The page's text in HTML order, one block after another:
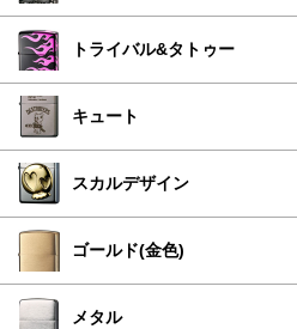
トライバル&タトゥー
キュート
スカルデザイン
ゴールド(金色)
メタル